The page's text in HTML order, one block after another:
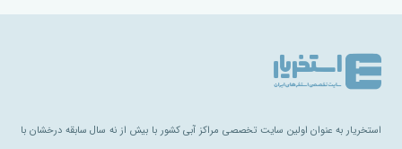
استخریار به عنوان اولین سایت تخصصی مراکز آبی کشور با بیش از نه سال سابقه درخشان با